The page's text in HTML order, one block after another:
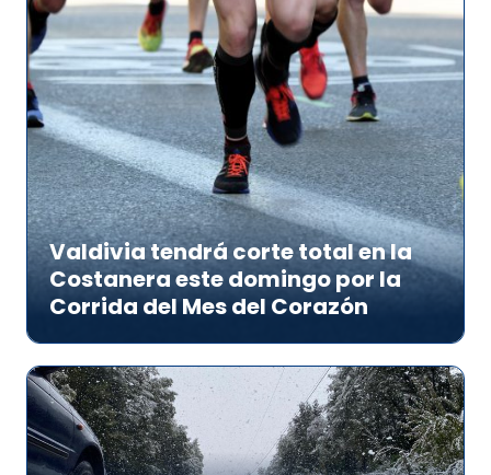
Valdivia tendrá corte total en la
Costanera este domingo por la
Corrida del Mes del Corazón